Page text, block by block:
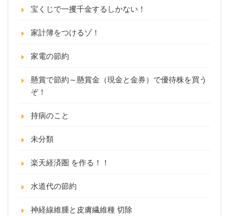
宝くじで一攫千金するしかない！
家計簿をつけるゾ！
家電の節約
懸賞で節約～懸賞金（現金と金券）で優待株を買う
ぞ！
持病のこと
未分類
楽天経済圏 を作る！！
水道代の節約
神経線維腫と皮膚繊維種 切除